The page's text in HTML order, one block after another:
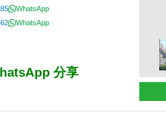
WhatsApp
WhatsApp
分享